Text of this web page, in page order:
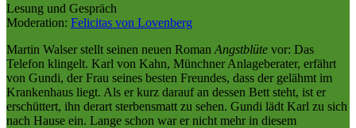
Lesung und Gespräch
Moderation: Felicitas von Lovenberg
Martin Walser stellt seinen neuen Roman Angstblüte vor: Das
Telefon klingelt. Karl von Kahn, Münchner Anlageberater, erfährt
von Gundi, der Frau seines besten Freundes, dass der gelähmt im
Krankenhaus liegt. Als er kurz darauf an dessen Bett steht, ist er
erschüttert, ihn derart sterbensmatt zu sehen. Gundi lädt Karl zu sich
nach Hause ein. Lange schon war er nicht mehr in diesem